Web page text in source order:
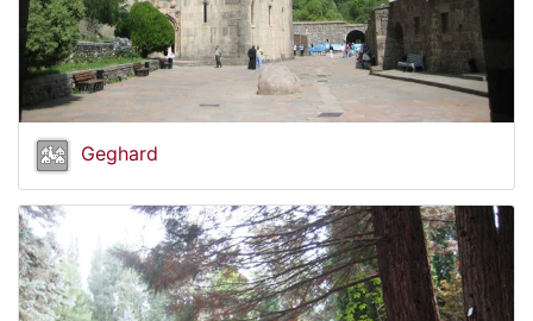
Geghard